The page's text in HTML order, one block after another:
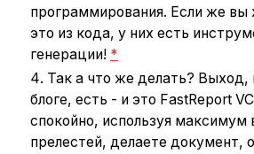
программирования. Если же вы
это из кода, у них есть
генерации! *
Так а что же делать? Выход,
блоге, есть - и это FastReport
спокойно, используя максимум
прелестей, делаете документ,